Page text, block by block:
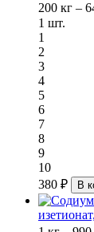
200 кг –
1 шт.
1
2
3
4
5
6
7
8
9
10
380 ₽
В